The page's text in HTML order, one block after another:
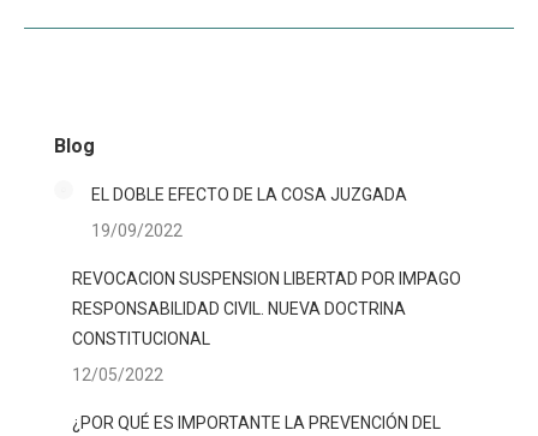
Blog
EL DOBLE EFECTO DE LA COSA JUZGADA
19/09/2022
REVOCACION SUSPENSION LIBERTAD POR IMPAGO
RESPONSABILIDAD CIVIL. NUEVA DOCTRINA
CONSTITUCIONAL
12/05/2022
¿POR QUÉ ES IMPORTANTE LA PREVENCIÓN DEL